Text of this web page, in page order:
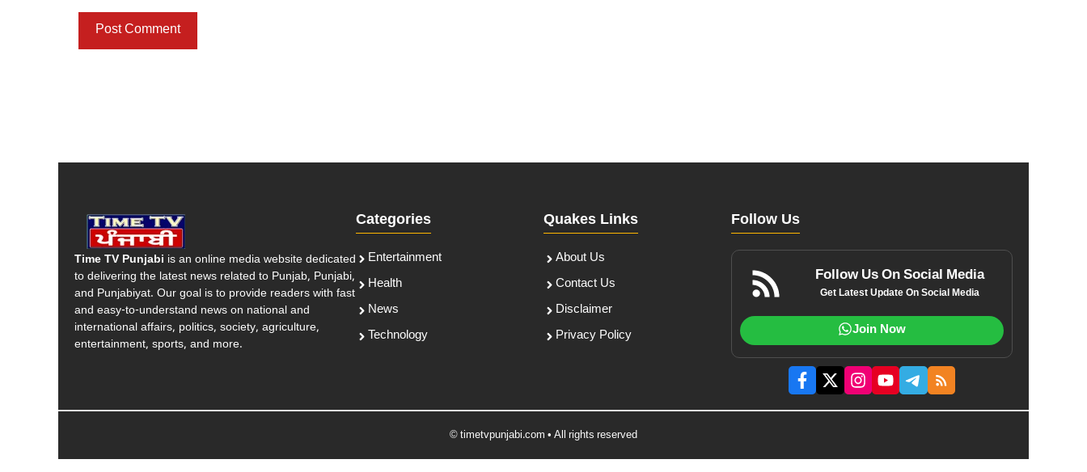
Time TV Punjabi is an online media website dedicated
to delivering the latest news related to Punjab, Punjabi,
and Punjabiyat. Our goal is to provide readers with fast
and easy-to-understand news on national and
international affairs, politics, society, agriculture,
entertainment, sports, and more.
Categories
Entertainment
Health
News
Technology
Quakes Links
About Us
Contact Us
Disclaimer
Privacy Policy
Follow Us
Follow Us On Social Media
Get Latest Update On Social Media
Join Now
© timetvpunjabi.com • All rights reserved